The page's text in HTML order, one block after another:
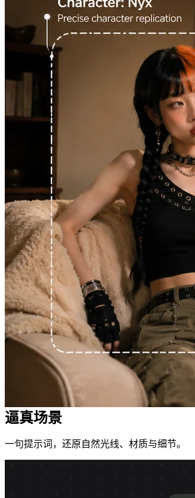
逼真场景
一句提示词，还原自然光线、材质与细节。